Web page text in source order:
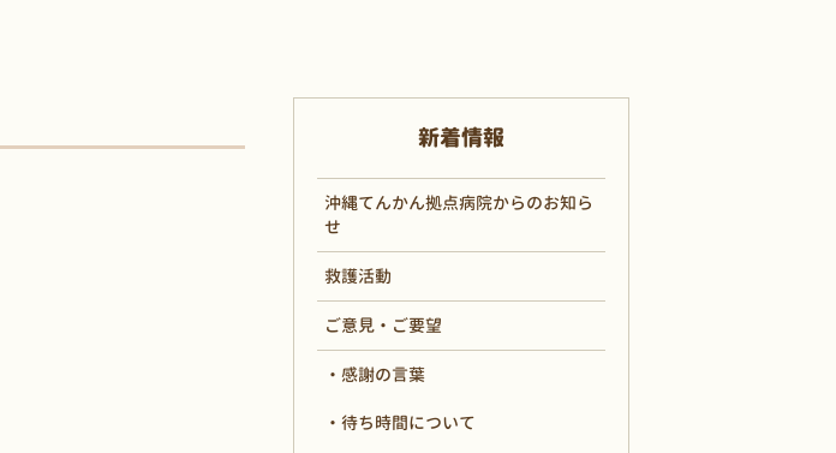
新着情報
沖縄てんかん拠点病院からのお知ら
せ
救護活動
ご意見・ご要望
感謝の言葉
待ち時間について